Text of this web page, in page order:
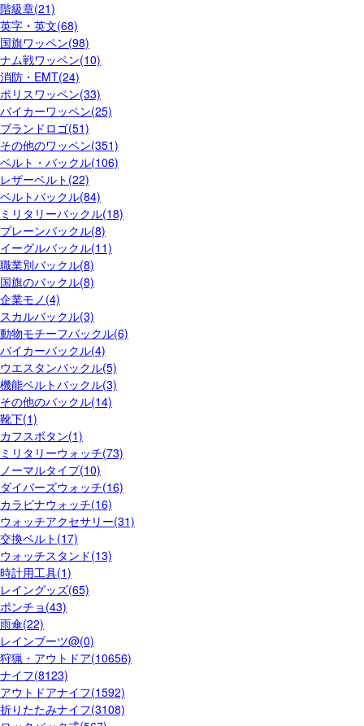
階級章(21)
英字・英文(68)
国旗ワッペン(98)
ナム戦ワッペン(10)
消防・EMT(24)
ポリスワッペン(33)
バイカーワッペン(25)
ブランドロゴ(51)
その他のワッペン(351)
ベルト・バックル(106)
レザーベルト(22)
ベルトバックル(84)
ミリタリーバックル(18)
プレーンバックル(8)
イーグルバックル(11)
職業別バックル(8)
国旗のバックル(8)
企業モノ(4)
スカルバックル(3)
動物モチーフバックル(6)
バイカーバックル(4)
ウエスタンバックル(5)
機能ベルトバックル(3)
その他のバックル(14)
靴下(1)
カフスボタン(1)
ミリタリーウォッチ(73)
ノーマルタイプ(10)
ダイバーズウォッチ(16)
カラビナウォッチ(16)
ウォッチアクセサリー(31)
交換ベルト(17)
ウォッチスタンド(13)
時計用工具(1)
レイングッズ(65)
ポンチョ(43)
雨傘(22)
レインブーツ@(0)
狩猟・アウトドア(10656)
ナイフ(8123)
アウトドアナイフ(1592)
折りたたみナイフ(3108)